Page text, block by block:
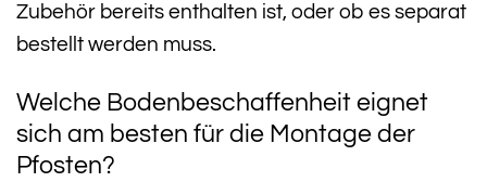
Zubehör bereits enthalten ist, oder ob es separat
bestellt werden muss.
Welche Bodenbeschaffenheit eignet
sich am besten für die Montage der
Pfosten?